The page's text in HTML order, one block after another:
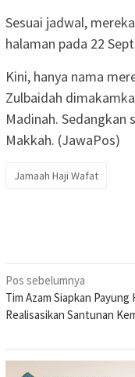
Sesuai jadwal,
halaman pada 22
Kini, hanya nama
Zulbaidah
Madinah. Sedangkan
Makkah. (JawaPos)
Jamaah Haji Wafat
Navigasi
pos
Pos sebelumnya
Tim Azam Siapkan Payung
Realisasikan Santunan